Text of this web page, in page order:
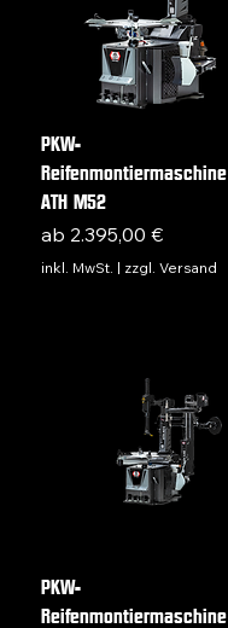
PKW-
Reifenmontiermaschine
ATH M52
ab 2.395,00 €
Sale-Preis
inkl. MwSt. | zzgl. Versand
PKW-
Reifenmontiermaschine